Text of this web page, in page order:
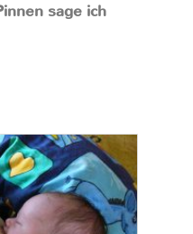
sage ich